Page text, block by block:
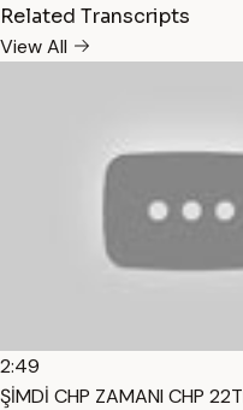
Related Transcripts
View All
2:49
ŞİMDİ CHP ZAMANI CHP